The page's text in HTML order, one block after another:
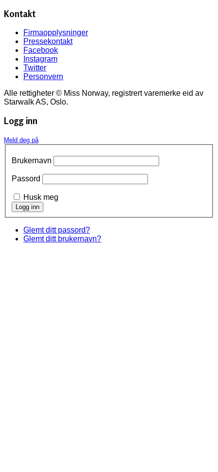
Kontakt
Firmaopplysninger
Pressekontakt
Facebook
Instagram
Twitter
Personvern
Alle rettigheter © Miss Norway, registrert varemerke eid av
Starwalk AS, Oslo.
Logg inn
Meld deg på
Brukernavn
Passord
Husk meg
Glemt ditt passord?
Glemt ditt brukernavn?